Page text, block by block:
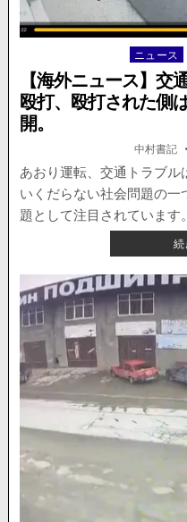
Posted
in
ニュース
【海外ニュース】交
殴打、殴打された側
開。
著
者:
中村書記
あおり運転、交通トラブル
いくだらない社会問題の一
題として注目されていま
続